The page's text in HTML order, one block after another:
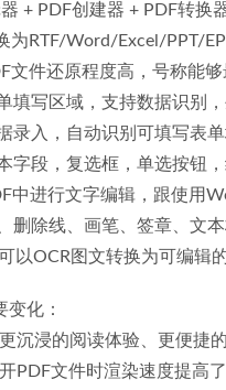
+ PDF创建器 + PDF转换
为RTF/Word/Excel/PPT/
文件还原程度高，号称能
填写区域，支持数据识别
录入，自动识别可填写表
字段，复选框，单选按钮
中进行文字编辑，跟使用
删除线、画笔、签章、文
以OCR图文转换为可编辑
化：
沉浸的阅读体验、更便捷的
PDF文件时渲染速度提高了